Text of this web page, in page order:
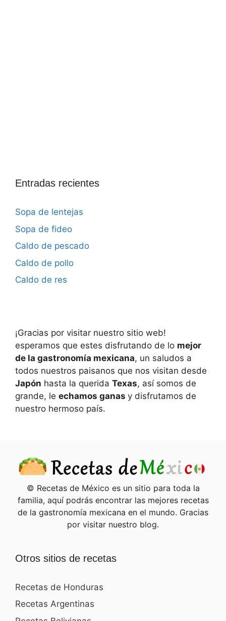
Entradas recientes
Sopa de lentejas
Sopa de fideo
Caldo de pescado
Caldo de pollo
Caldo de res
¡Gracias por visitar nuestro sitio web!
esperamos que estes disfrutando de lo mejor
de la gastronomía mexicana, un saludos a
todos nuestros paisanos que nos visitan desde
Japón hasta la querida Texas, así somos de
grande, le echamos ganas y disfrutamos de
nuestro hermoso país.
© Recetas de México es un sitio para toda la
familia, aquí podrás encontrar las mejores recetas
de la gastronomía mexicana en el mundo. Gracias
por visitar nuestro blog.
Otros sitios de recetas
Recetas de Honduras
Recetas Argentinas